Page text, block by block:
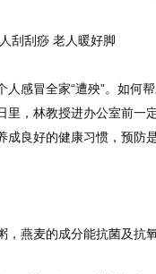
刮刮痧 老人暖好脚
人感冒全家“遭殃”。如何
里，林教授进办公室前一
成良好的健康习惯，预防
，燕麦的成分能抗菌及抗氧